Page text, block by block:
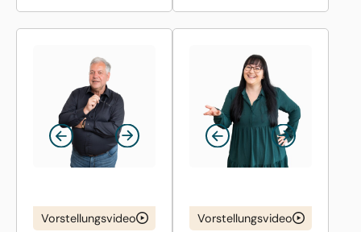
Vorstellungsvideo Vorstellungsvideo